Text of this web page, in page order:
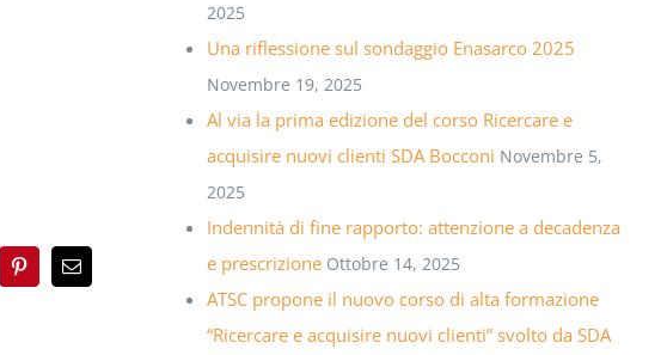
2025
Una riflessione sul sondaggio Enasarco 2025
Novembre 19, 2025
Al via la prima edizione del corso Ricercare e
acquisire nuovi clienti SDA Bocconi Novembre 5,
2025
Indennità di fine rapporto: attenzione a decadenza
e prescrizione Ottobre 14, 2025
ATSC propone il nuovo corso di alta formazione
“Ricercare e acquisire nuovi clienti” svolto da SDA